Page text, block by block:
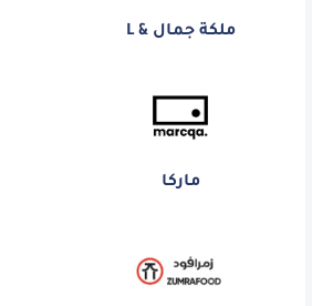
ملكة جمال & L
ماركا